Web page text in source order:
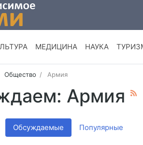
МЕДИЦИНА НАУКА
Общество Армия
Армия
Обсуждаемые Популярные